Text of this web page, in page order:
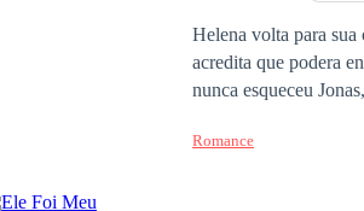
Helena volta para
acredita que podera
nunca esqueceu
batalha interna, ela
Romance